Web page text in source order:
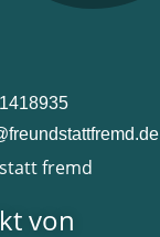
fremd
von